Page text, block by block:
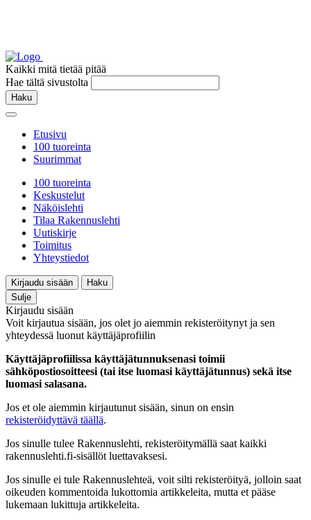
Kaikki mitä tietää pitää
Hae tältä sivustolta
Haku
Etusivu
100 tuoreinta
Suurimmat
100 tuoreinta
Keskustelut
Näköislehti
Tilaa Rakennuslehti
Uutiskirje
Toimitus
Yhteystiedot
Kirjaudu sisään
Haku
Sulje
Kirjaudu sisään
Voit kirjautua sisään, jos olet jo aiemmin rekisteröitynyt ja sen
yhteydessä luonut käyttäjäprofiilin
Käyttäjäprofiilissa käyttäjätunnuksenasi toimii
sähköpostiosoitteesi (tai itse luomasi käyttäjätunnus) sekä itse
luomasi salasana.
Jos et ole aiemmin kirjautunut sisään, sinun on ensin
rekisteröidyttävä täällä.
Jos sinulle tulee Rakennuslehti, rekisteröitymällä saat kaikki
rakennuslehti.fi-sisällöt luettavaksesi.
Jos sinulle ei tule Rakennuslehteä, voit silti rekisteröityä, jolloin saat
oikeuden kommentoida lukottomia artikkeleita, mutta et pääse
lukemaan lukittuja artikkeleita.